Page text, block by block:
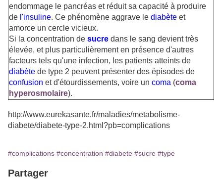
endommage le pancréas et réduit sa capacité à produire
de l'insuline. Ce phénomène aggrave le diabète et
amorce un cercle vicieux.
Si la concentration de sucre dans le sang devient très
élevée, et plus particulièrement en présence d'autres
facteurs tels qu'une infection, les patients atteints de
diabète de type 2 peuvent présenter des épisodes de
confusion et d'étourdissements, voire un coma (coma
hyperosmolaire).
http://www.eurekasante.fr/maladies/metabolisme-
diabete/diabete-type-2.html?pb=complications
#complications #concentration #diabete #sucre #type
Partager